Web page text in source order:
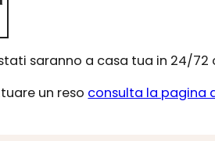
saranno a casa tua in 24/72
un reso consulta la pagina